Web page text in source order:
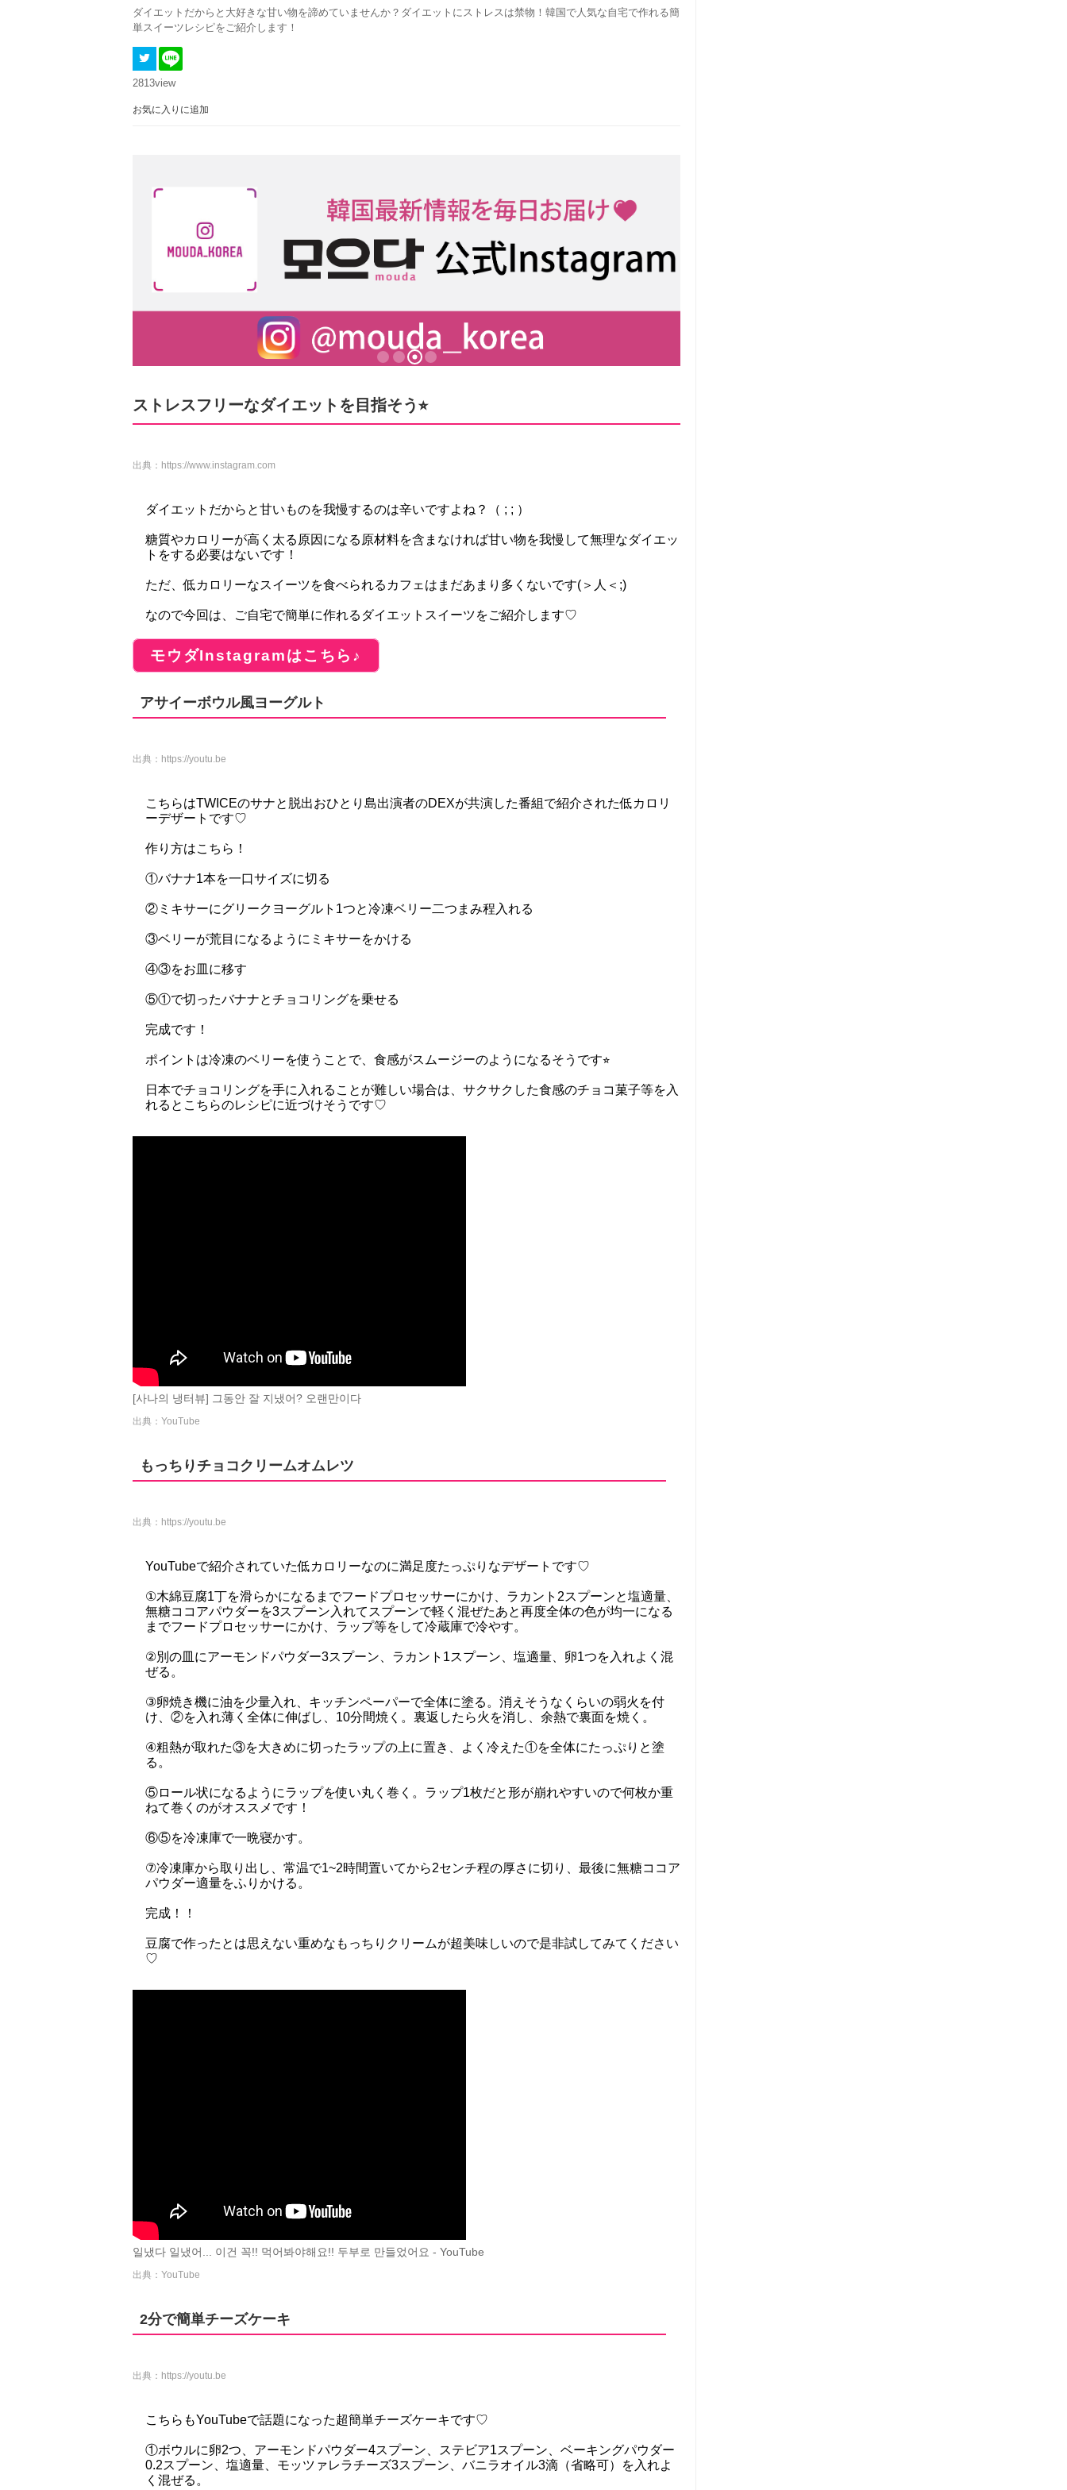
ダイエットだからと大好きな甘い物を諦めていませんか？ダイエットにストレスは禁物！韓国で人気な自宅で作れる簡
単スイーツレシピをご紹介します！
2813view
お気に入りに追加
ストレスフリーなダイエットを目指そう⭐︎
出典： https://www.instagram.com
ダイエットだからと甘いものを我慢するのは辛いですよね？（ ; ; ）
糖質やカロリーが高く太る原因になる原材料を含まなければ甘い物を我慢して無理なダイエッ
トをする必要はないです！
ただ、低カロリーなスイーツを食べられるカフェはまだあまり多くないです(＞人＜;)
なので今回は、ご自宅で簡単に作れるダイエットスイーツをご紹介します♡
モウダInstagramはこちら♪
アサイーボウル風ヨーグルト
出典： https://youtu.be
こちらはTWICEのサナと脱出おひとり島出演者のDEXが共演した番組で紹介された低カロリ
ーデザートです♡
作り方はこちら！
①バナナ1本を一口サイズに切る
②ミキサーにグリークヨーグルト1つと冷凍ベリー二つまみ程入れる
③ベリーが荒目になるようにミキサーをかける
④③をお皿に移す
⑤①で切ったバナナとチョコリングを乗せる
完成です！
ポイントは冷凍のベリーを使うことで、食感がスムージーのようになるそうです⭐︎
日本でチョコリングを手に入れることが難しい場合は、サクサクした食感のチョコ菓子等を入
れるとこちらのレシピに近づけそうです♡
[사나의 냉터뷰] 그동안 잘 지냈어? 오랜만이다
出典：YouTube
もっちりチョコクリームオムレツ
出典： https://youtu.be
YouTubeで紹介されていた低カロリーなのに満足度たっぷりなデザートです♡
①木綿豆腐1丁を滑らかになるまでフードプロセッサーにかけ、ラカント2スプーンと塩適量、
無糖ココアパウダーを3スプーン入れてスプーンで軽く混ぜたあと再度全体の色が均一になる
までフードプロセッサーにかけ、ラップ等をして冷蔵庫で冷やす。
②別の皿にアーモンドパウダー3スプーン、ラカント1スプーン、塩適量、卵1つを入れよく混
ぜる。
③卵焼き機に油を少量入れ、キッチンペーパーで全体に塗る。消えそうなくらいの弱火を付
け、②を入れ薄く全体に伸ばし、10分間焼く。裏返したら火を消し、余熱で裏面を焼く。
④粗熱が取れた③を大きめに切ったラップの上に置き、よく冷えた①を全体にたっぷりと塗
る。
⑤ロール状になるようにラップを使い丸く巻く。ラップ1枚だと形が崩れやすいので何枚か重
ねて巻くのがオススメです！
⑥⑤を冷凍庫で一晩寝かす。
⑦冷凍庫から取り出し、常温で1~2時間置いてから2センチ程の厚さに切り、最後に無糖ココア
パウダー適量をふりかける。
完成！！
豆腐で作ったとは思えない重めなもっちりクリームが超美味しいので是非試してみてください
♡
일냈다 일냈어... 이건 꼭!! 먹어봐야해요!! 두부로 만들었어요 - YouTube
出典：YouTube
2分で簡単チーズケーキ
出典： https://youtu.be
こちらもYouTubeで話題になった超簡単チーズケーキです♡
①ボウルに卵2つ、アーモンドパウダー4スプーン、ステビア1スプーン、ベーキングパウダー
0.2スプーン、塩適量、モッツァレラチーズ3スプーン、バニラオイル3滴（省略可）を入れよ
く混ぜる。